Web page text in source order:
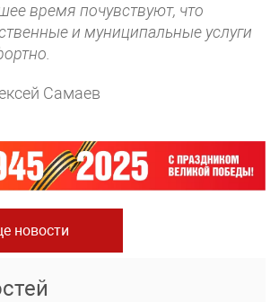
время почувствуют, что
и муниципальные услуги
Самаев
новости